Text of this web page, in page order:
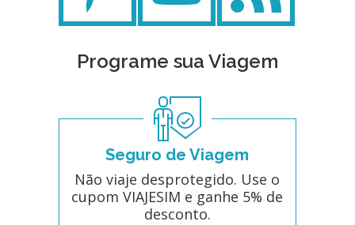
Programe sua Viagem
Seguro de Viagem
Não viaje desprotegido. Use o
cupom VIAJESIM e ganhe 5% de
desconto.